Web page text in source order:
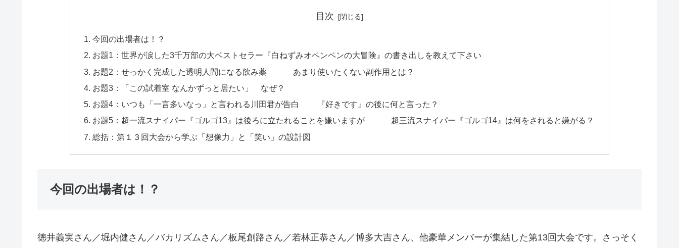
目次
今回の出場者は！？
お題1：世界が涙した3千万部の大ベストセラー『白ねずみオペンペンの大冒険』の書き出しを教えて下さい
お題2：せっかく完成した透明人間になる飲み薬 あまり使いたくない副作用とは？
お題3：「この試着室 なんかずっと居たい」 なぜ？
お題4：いつも「一言多いなっ」と言われる川田君が告白 『好きです』の後に何と言った？
お題5：超一流スナイパー『ゴルゴ13』は後ろに立たれることを嫌いますが 超三流スナイパー『ゴルゴ14』は何をされると嫌がる？
総括：第１３回大会から学ぶ「想像力」と「笑い」の設計図
今回の出場者は！？
徳井義実さん／堀内健さん／バカリズムさん／板尾創路さん／若林正恭さん／博多大吉さん、他豪華メンバーが集結した第13回大会です。さっそく